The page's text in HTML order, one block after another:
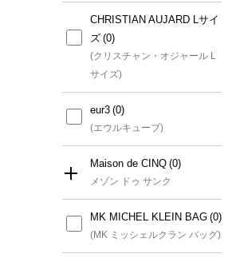
CHRISTIAN AUJARD Lサイ
ズ
(クリスチャン・オジャール L
サイズ)
eur3
(エウルキューブ)
Maison de CINQ
メゾン ドゥ サンク
すべて
MK MICHEL KLEIN BAG
(MK ミッシェルクラン バッグ)